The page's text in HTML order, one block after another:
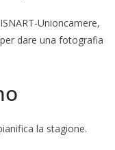
Unioncamere,
dare una fotografia
la stagione.